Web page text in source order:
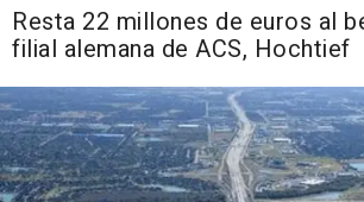
Resta 22 millones de euros al
filial alemana de ACS, Hochtief